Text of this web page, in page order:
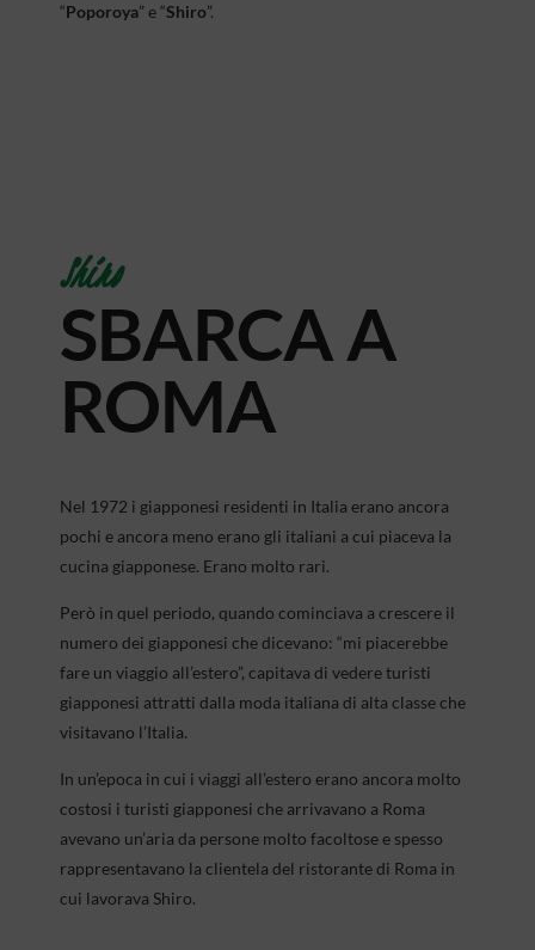
“Poporoya” e “Shiro”.
Shiro
SBARCA A
ROMA
Nel 1972 i giapponesi residenti in Italia erano ancora
pochi e ancora meno erano gli italiani a cui piaceva la
cucina giapponese. Erano molto rari.
Però in quel periodo, quando cominciava a crescere il
numero dei giapponesi che dicevano: “mi piacerebbe
fare un viaggio all’estero”, capitava di vedere turisti
giapponesi attratti dalla moda italiana di alta classe che
visitavano l’Italia.
In un’epoca in cui i viaggi all’estero erano ancora molto
costosi i turisti giapponesi che arrivavano a Roma
avevano un’aria da persone molto facoltose e spesso
rappresentavano la clientela del ristorante di Roma in
cui lavorava Shiro.